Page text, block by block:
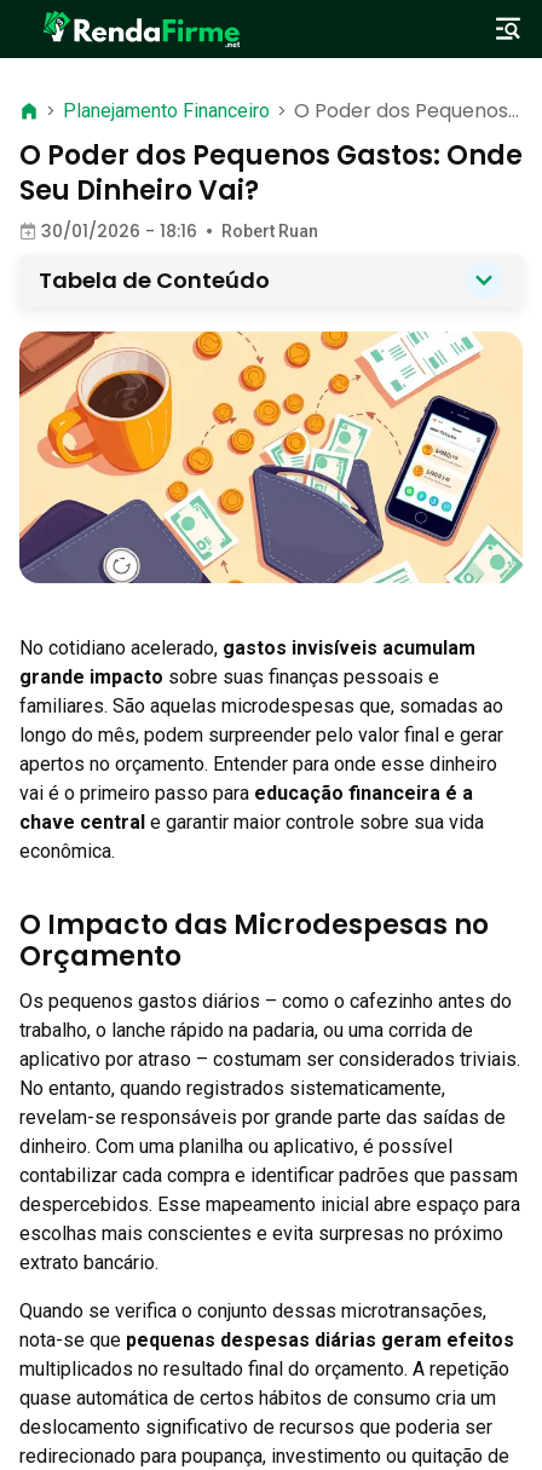
> Planejamento Financeiro > O Poder dos Pequenos
Gastos: Onde Seu
Dinheiro Vai?
O Poder dos Pequenos Gastos: Onde
Seu Dinheiro Vai?
30/01/2026 - 18:16 • Robert Ruan
Tabela de Conteúdo
No cotidiano acelerado, gastos invisíveis acumulam
grande impacto sobre suas finanças pessoais e
familiares. São aquelas microdespesas que, somadas ao
longo do mês, podem surpreender pelo valor final e gerar
apertos no orçamento. Entender para onde esse dinheiro
vai é o primeiro passo para educação financeira é a
chave central e garantir maior controle sobre sua vida
econômica.
O Impacto das Microdespesas no
Orçamento
Os pequenos gastos diários – como o cafezinho antes do
trabalho, o lanche rápido na padaria, ou uma corrida de
aplicativo por atraso – costumam ser considerados triviais.
No entanto, quando registrados sistematicamente,
revelam-se responsáveis por grande parte das saídas de
dinheiro. Com uma planilha ou aplicativo, é possível
contabilizar cada compra e identificar padrões que passam
despercebidos. Esse mapeamento inicial abre espaço para
escolhas mais conscientes e evita surpresas no próximo
extrato bancário.
Quando se verifica o conjunto dessas microtransações,
nota-se que pequenas despesas diárias geram efeitos
multiplicados no resultado final do orçamento. A repetição
quase automática de certos hábitos de consumo cria um
deslocamento significativo de recursos que poderia ser
redirecionado para poupança, investimento ou quitação de